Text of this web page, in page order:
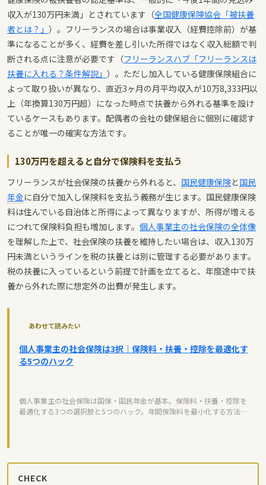
収入が130万円未満」とされています（全国健康保険協会「被扶養
者とは？」 ）。フリーランスの場合は事業収入（経費控除前）が基
準になることが多く、経費を差し引いた所得ではなく収入総額で判
断される点に注意が必要です（フリーランスハブ「フリーランスは
扶養に入れる？条件解説」 ）。ただし加入している健康保険組合に
よって取り扱いが異なり、直近3ヶ月の月平均収入が10万8,333円以
上（年換算130万円超）になった時点で扶養から外れる基準を設け
ているケースもあります。配偶者の会社の健保組合に個別に確認す
ることが唯一の確実な方法です。
130万円を超えると自分で保険料を支払う
フリーランスが社会保険の扶養から外れると、 国民健康保険と国民
年金に自分で加入し保険料を支払う義務が生じます。国民健康保険
料は住んでいる自治体と所得によって異なりますが、所得が増える
につれて保険料負担も増加します。 個人事業主の社会保険の全体像
を理解した上で、社会保険の扶養を維持したい場合は、収入130万
円未満というラインを税の扶養とは別に管理する必要があります。
税の扶養に入っているという前提で計画を立てると、年度途中で扶
養から外れた際に想定外の出費が発生します。
あわせて読みたい
個人事業主の社会保険は3択｜保険料・扶養・控除を最適化す
る5つのハック
個人事業主の社会保険は国保・国民年金が基本。保険料・扶養・控除を
最適化する3つの選択肢と5つのハック。年間保険料を最小化する方法を
CHECK